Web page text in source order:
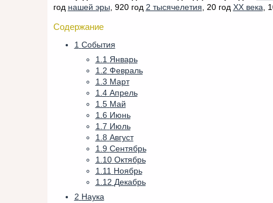
год нашей эры, 920 год 2 тысячелетия, 20 год XX века,
Содержание
1 События
1.1 Январь
1.2 Февраль
1.3 Март
1.4 Апрель
1.5 Май
1.6 Июнь
1.7 Июль
1.8 Август
1.9 Сентябрь
1.10 Октябрь
1.11 Ноябрь
1.12 Декабрь
2 Наука